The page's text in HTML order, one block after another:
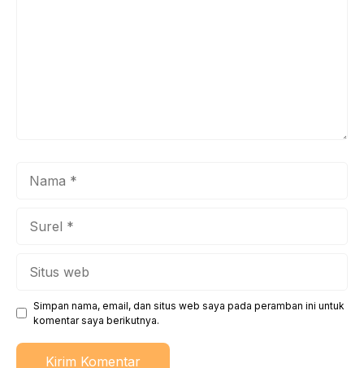
Simpan nama, email, dan situs web saya pada peramban ini untuk
komentar saya berikutnya.